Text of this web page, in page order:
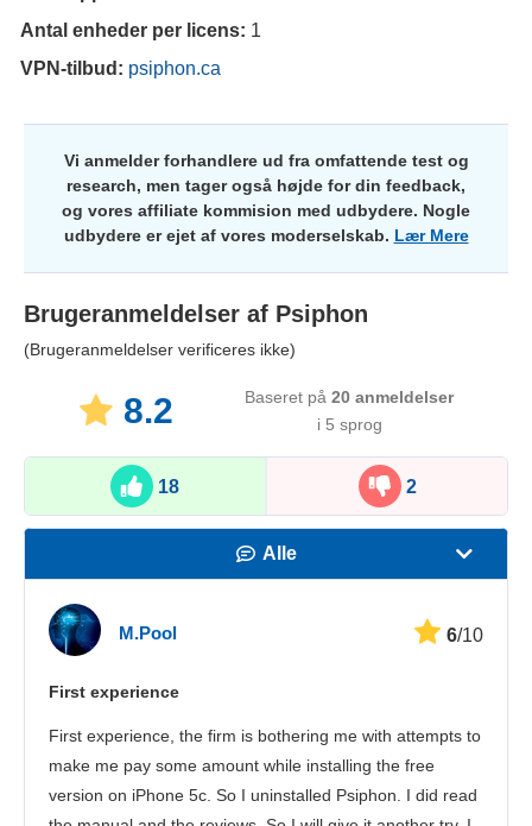
Antal enheder per licens: 1
VPN-tilbud: psiphon.ca
Vi anmelder forhandlere ud fra omfattende test og
research, men tager også højde for din feedback,
og vores affiliate kommision med udbydere. Nogle
udbydere er ejet af vores moderselskab. Lær Mere
Brugeranmeldelser af Psiphon
(Brugeranmeldelser verificeres ikke)
8.2 Baseret på20 anmeldelser
i 5 sprog
18 2
Alle
Kundeservice
M.Pool 6/10
First experience
First experience, the firm is bothering me with attempts to
make me pay some amount while installing the free
version on iPhone 5c. So I uninstalled Psiphon. I did read